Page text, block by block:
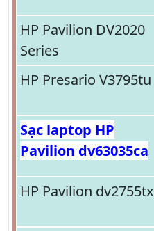
HP Pavilion DV2020
Series
HP Presario V3795tu
Sạc laptop HP
Pavilion dv63035ca
HP Pavilion dv2755tx